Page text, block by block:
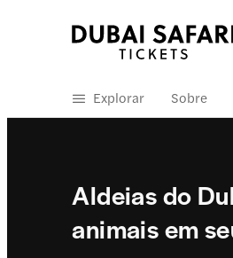
Explorar Sobre
Aldeias do
animais em